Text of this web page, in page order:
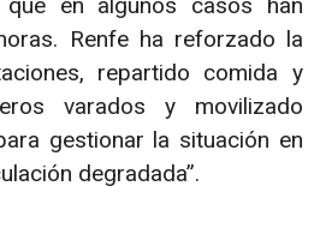
Renfe ha reforzado la
repartido comida y
varados y movilizado
gestionar la situación en
degradada”.